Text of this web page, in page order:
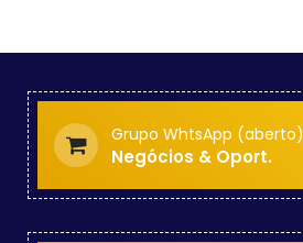
Grupo WhtsApp (aberto)
Negócios & Oport.